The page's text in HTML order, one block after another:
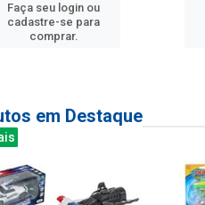
Faça seu login ou
cadastre-se para
comprar.
em Destaque